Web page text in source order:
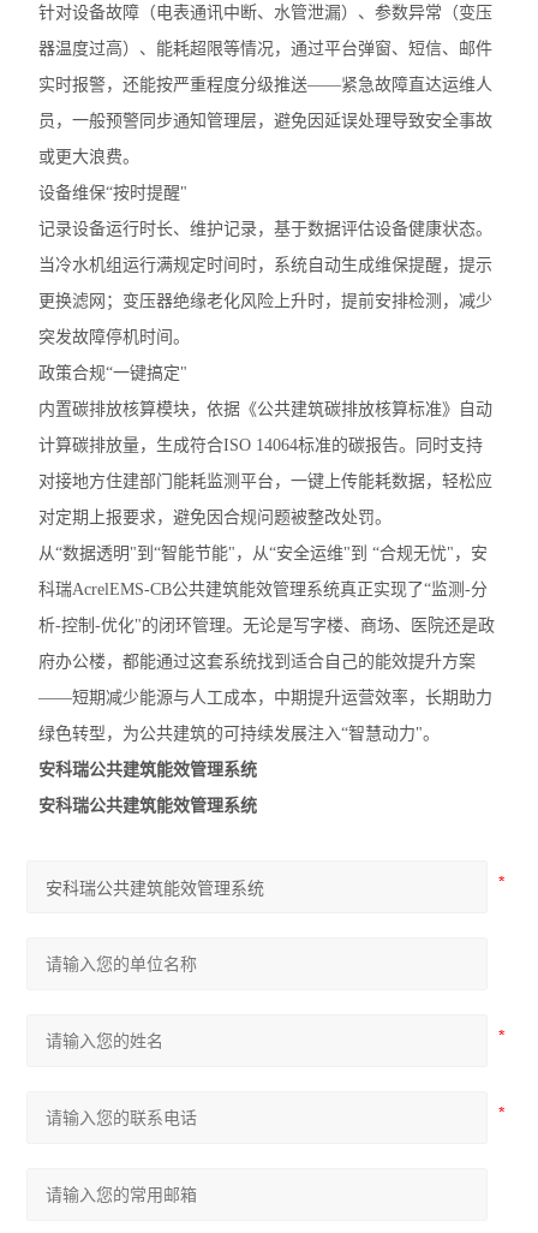
针对设备故障（电表通讯中断、水管泄漏）、参数异常（变压
器温度过高）、能耗超限等情况，通过平台弹窗、短信、邮件
实时报警，还能按严重程度分级推送——紧急故障直达运维人
员，一般预警同步通知管理层，避免因延误处理导致安全事故
或更大浪费。
设备维保“按时提醒"
记录设备运行时长、维护记录，基于数据评估设备健康状态。
当冷水机组运行满规定时间时，系统自动生成维保提醒，提示
更换滤网；变压器绝缘老化风险上升时，提前安排检测，减少
突发故障停机时间。
政策合规“一键搞定"
内置碳排放核算模块，依据《公共建筑碳排放核算标准》自动
计算碳排放量，生成符合ISO 14064标准的碳报告。同时支持
对接地方住建部门能耗监测平台，一键上传能耗数据，轻松应
对定期上报要求，避免因合规问题被整改处罚。
从“数据透明"到“智能节能"，从“安全运维"到 “合规无忧"，安
科瑞AcrelEMS-CB公共建筑能效管理系统真正实现了“监测-分
析-控制-优化"的闭环管理。无论是写字楼、商场、医院还是政
府办公楼，都能通过这套系统找到适合自己的能效提升方案
——短期减少能源与人工成本，中期提升运营效率，长期助力
绿色转型，为公共建筑的可持续发展注入“智慧动力"。
安科瑞公共建筑能效管理系统
安科瑞公共建筑能效管理系统